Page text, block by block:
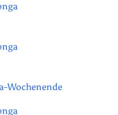
Wochenende